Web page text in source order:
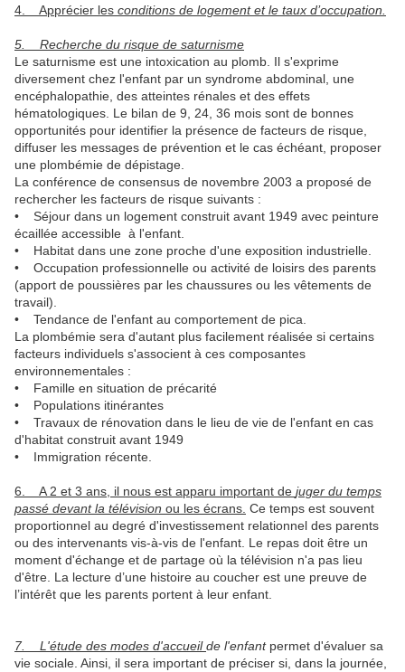
4. Apprécier les conditions de logement et le taux d’occupation.
5. Recherche du risque de saturnisme
Le saturnisme est une intoxication au plomb. Il s'exprime
diversement chez l'enfant par un syndrome abdominal, une
encéphalopathie, des atteintes rénales et des effets
hématologiques. Le bilan de 9, 24, 36 mois sont de bonnes
opportunités pour identifier la présence de facteurs de risque,
diffuser les messages de prévention et le cas échéant, proposer
une plombémie de dépistage.
La conférence de consensus de novembre 2003 a proposé de
rechercher les facteurs de risque suivants :
• Séjour dans un logement construit avant 1949 avec peinture
écaillée accessible à l'enfant.
• Habitat dans une zone proche d'une exposition industrielle.
• Occupation professionnelle ou activité de loisirs des parents
(apport de poussières par les chaussures ou les vêtements de
travail).
• Tendance de l'enfant au comportement de pica.
La plombémie sera d'autant plus facilement réalisée si certains
facteurs individuels s'associent à ces composantes
environnementales :
• Famille en situation de précarité
• Populations itinérantes
• Travaux de rénovation dans le lieu de vie de l'enfant en cas
d'habitat construit avant 1949
• Immigration récente.
6. A 2 et 3 ans, il nous est apparu important de juger du temps
passé devant la télévision ou les écrans. Ce temps est souvent
proportionnel au degré d'investissement relationnel des parents
ou des intervenants vis-à-vis de l'enfant. Le repas doit être un
moment d'échange et de partage où la télévision n'a pas lieu
d'être. La lecture d’une histoire au coucher est une preuve de
l’intérêt que les parents portent à leur enfant.
7. L'étude des modes d'accueilde l'enfantpermet d'évaluer sa
vie sociale. Ainsi, il sera important de préciser si, dans la journée,